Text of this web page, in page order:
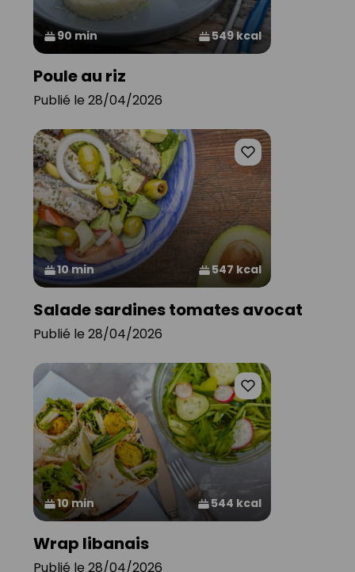
90 min 549 kcal
Poule au riz
Publié le 28/04/2026
10 min 547 kcal
Salade sardines tomates avocat
Publié le 28/04/2026
10 min 544 kcal
Wrap libanais
Publié le 28/04/2026